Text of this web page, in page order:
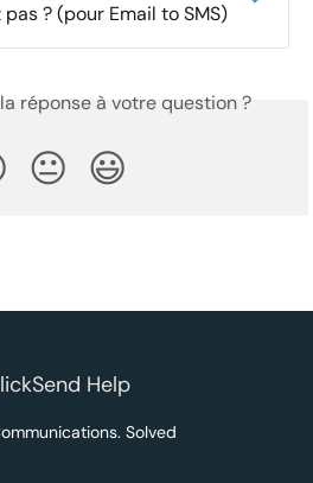
? (pour Email to SMS)
réponse à votre question ?
😐 😃
Solved